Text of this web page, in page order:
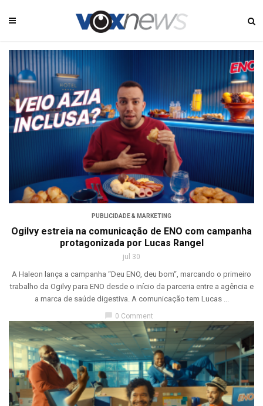
PUBLICIDADE & MARKETING
Ogilvy estreia na comunicação de ENO com campanha
protagonizada por Lucas Rangel
jul 30
A Haleon lança a campanha “Deu ENO, deu bom“, marcando o primeiro
trabalho da Ogilvy para ENO desde o início da parceria entre a agência e
a marca de saúde digestiva. A comunicação tem Lucas ...
chat_bubble 0 Comment